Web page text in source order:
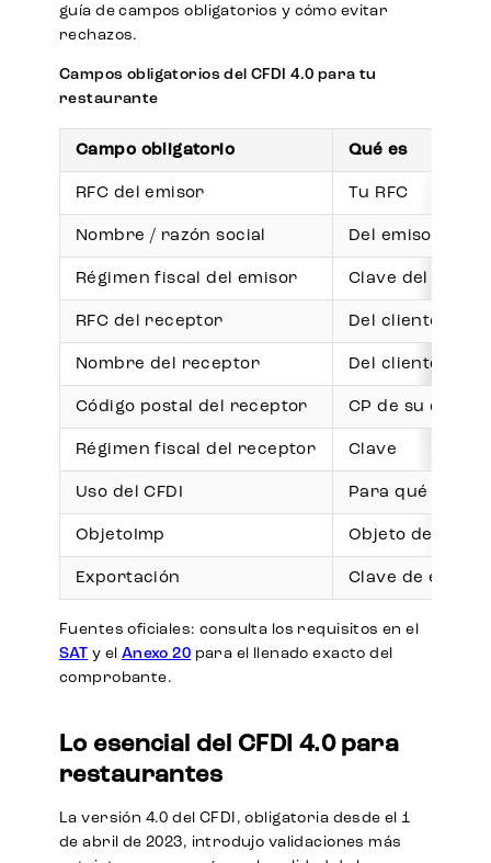
guía de campos obligatorios y cómo evitar
rechazos.
Campos obligatorios del CFDI 4.0 para tu
restaurante
Campo obligatorio Qué es
RFC del emisor Tu RFC
Nombre / razón social Del emisor
Régimen fiscal del emisor Clave del
RFC del receptor Del cliente
Nombre del receptor Del cliente
Código postal del receptor CP de su
Régimen fiscal del receptor Clave
Uso del CFDI Para qué usará
ObjetoImp Objeto de
Exportación Clave de
Fuentes oficiales: consulta los requisitos en el
SAT y el Anexo 20 para el llenado exacto del
comprobante.
Lo esencial del CFDI 4.0 para
restaurantes
La versión 4.0 del CFDI, obligatoria desde el 1
de abril de 2023, introdujo validaciones más